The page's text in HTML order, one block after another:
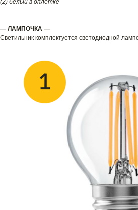
(2) белый в оплетке
— ЛАМПОЧКА —
Светильник комплектуется светодиодной